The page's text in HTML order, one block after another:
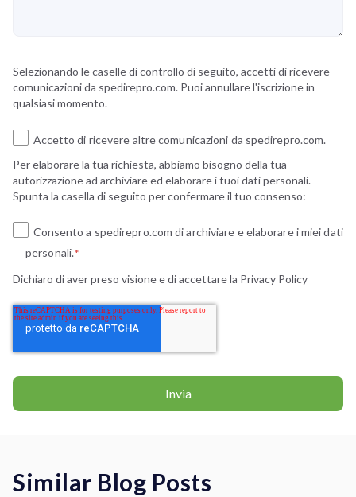
Selezionando le caselle di controllo di seguito, accetti di ricevere
comunicazioni da spedirepro.com. Puoi annullare l'iscrizione in
qualsiasi momento.
Accetto di ricevere altre comunicazioni da spedirepro.com.
Per elaborare la tua richiesta, abbiamo bisogno della tua
autorizzazione ad archiviare ed elaborare i tuoi dati personali.
Spunta la casella di seguito per confermare il tuo consenso:
Consento a spedirepro.com di archiviare e elaborare i miei dati
personali.*
Dichiaro di aver preso visione e di accettare la Privacy Policy
Similar Blog Posts